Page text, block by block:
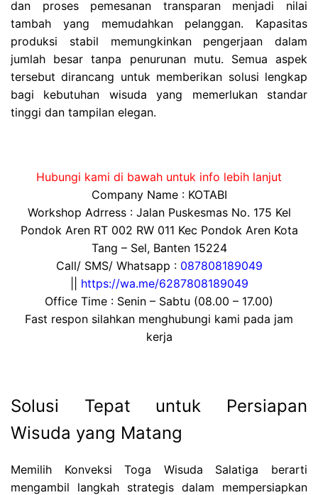
dan proses pemesanan transparan menjadi nilai
tambah yang memudahkan pelanggan. Kapasitas
produksi stabil memungkinkan pengerjaan dalam
jumlah besar tanpa penurunan mutu. Semua aspek
tersebut dirancang untuk memberikan solusi lengkap
bagi kebutuhan wisuda yang memerlukan standar
tinggi dan tampilan elegan.
Hubungi kami di bawah untuk info lebih lanjut
Company Name : KOTABI
Workshop Adrress : Jalan Puskesmas No. 175 Kel
Pondok Aren RT 002 RW 011 Kec Pondok Aren Kota
Tang – Sel, Banten 15224
Call/ SMS/ Whatsapp : 087808189049
https://wa.me/6287808189049
Office Time : Senin – Sabtu (08.00 – 17.00)
Fast respon silahkan menghubungi kami pada jam
kerja
Solusi Tepat untuk Persiapan
Wisuda yang Matang
Memilih Konveksi Toga Wisuda Salatiga berarti
mengambil langkah strategis dalam mempersiapkan